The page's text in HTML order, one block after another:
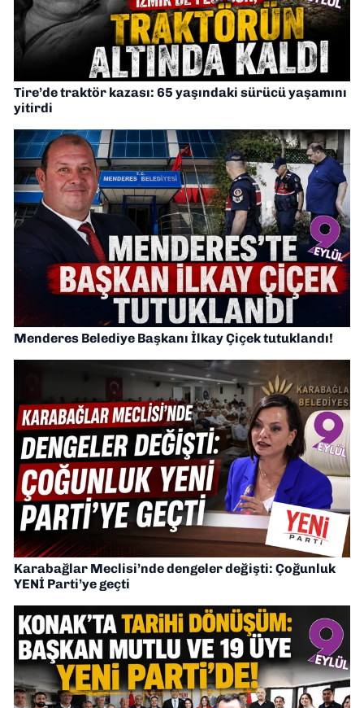
Tire’de traktör kazası: 65 yaşındaki sürücü yaşamını
yitirdi
Menderes Belediye Başkanı İlkay Çiçek tutuklandı!
Karabağlar Meclisi’nde dengeler değişti: Çoğunluk
YENİ Parti’ye geçti